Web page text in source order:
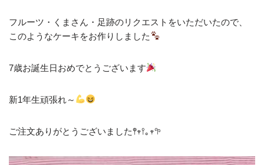
フルーツ・くまさん・足跡のリクエストをいただいたので、
このようなケーキをお作りしました
7歳お誕生日おめでとうございます
新1年生頑張れ～
ご注文ありがとうございました𖤣𖥧𖥣｡𖥧𖧧